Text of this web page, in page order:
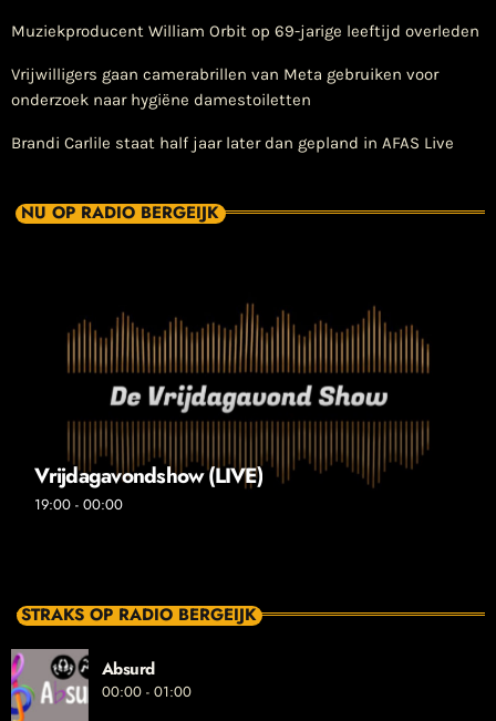
Muziekproducent William Orbit op 69-jarige leeftijd overleden
Vrijwilligers gaan camerabrillen van Meta gebruiken voor
onderzoek naar hygiëne damestoiletten
Brandi Carlile staat half jaar later dan gepland in AFAS Live
NU OP RADIO BERGEIJK
Vrijdagavondshow (LIVE)
19:00 - 00:00
STRAKS OP RADIO BERGEIJK
Absurd
00:00 - 01:00